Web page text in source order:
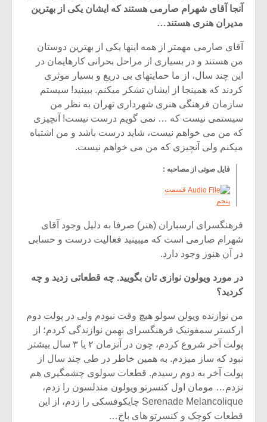
آنجا آقای شهرام صارمی هستند که ایشان یکی از بهترین
مدیران هنری هستند…
آقای صارمی مهمتر از همه اینها یکی از بهترین دوستان
من هستند و در بسیاری از مراحل بحرانی کارهایمان در
این چند سال، از ما حمایتهای بی دریغ و بسیار موثری
کردند که همینجا از ایشان تشکر میکنم. ببینید! سیستم
سازمان فرهنگی هنری شهرداری تهران به نظر من
سیستمی نیست که … نمی گویم درست نیست! آنچیزی
که من می خواهم نیست، شاید درست باشد و من اشتباه
میکنم ولی آنچیزی که من می خواهم نیست.
فایل صوتی از مصاحبه :
قسمت
پنجم
فرهنگسرای ارسباران (هنر) صرفا به دلیل وجود آقای
شهرام صارمی است که میبینید فعالیت درست و حسابی
در آن هنوز وجود دارد.
در مورد ویولون نوازی تان بگویید. چه قطعاتی زدید و چه
کردید؟
من نوازنده ویولن سولو هیچ وقت نبودم ولی در پولت دوم
ارکستر سمفونیک فرهنگسرای بهمن نوازندگی کردم؛ از
پولت آخر شروع کردم، چون در آنزمان ۲ یا ۳ سال بیشتر
نبود که ساز میزدم. به همین خاطر در طی چند سال از
پولت آخر به دوم رسیدم. قطعات سولوی چشمگیری هم
نزدم… مومان اول کنسرتو ویولون مندلسون را زدم،
Serenade Melancolique چایکوفسکی را زدم، از این
قطعات کوچک و کنسرتو های باخ…